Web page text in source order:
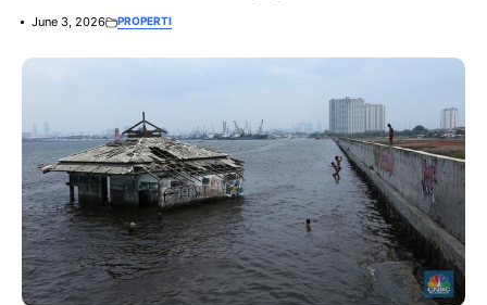
June 3, 2026 PROPERTI